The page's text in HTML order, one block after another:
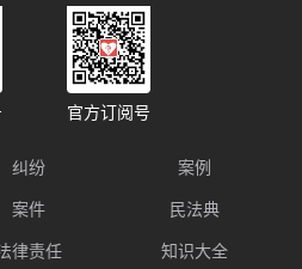
官方订阅号
纠纷 案例
案件 民法典
律责任 知识大全